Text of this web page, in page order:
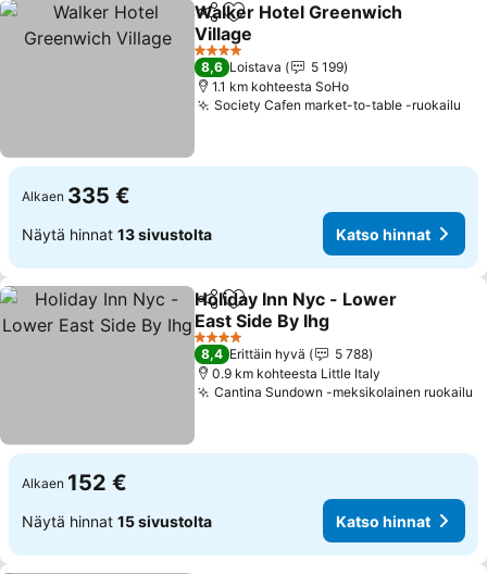
Jaa Lisää suosikkeihin
Walker Hotel Greenwich
Village
4 Tähtiluokitus
8,6 Loistava
5 199
1.1 km kohteesta SoHo
Society Cafen market-to-table -ruokailu
Alkaen 335 €
Näytä hinnat 13 sivustolta Katso hinnat
Jaa Lisää suosikkeihin
Holiday Inn Nyc - Lower
East Side By Ihg
4 Tähtiluokitus
8,4 Erittäin hyvä
5 788
0.9 km kohteesta Little Italy
Cantina Sundown -meksikolainen ruokailu
Alkaen 152 €
Näytä hinnat 15 sivustolta Katso hinnat